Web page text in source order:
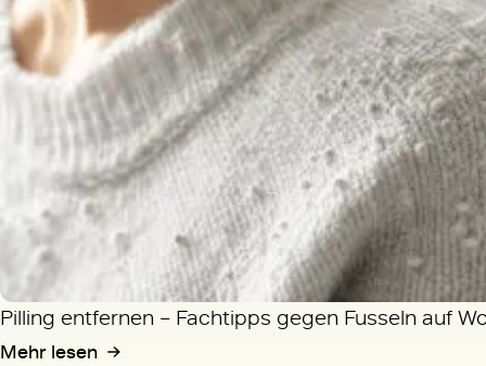
Pilling entfernen – Fachtipps gegen Fusseln auf
Mehr lesen